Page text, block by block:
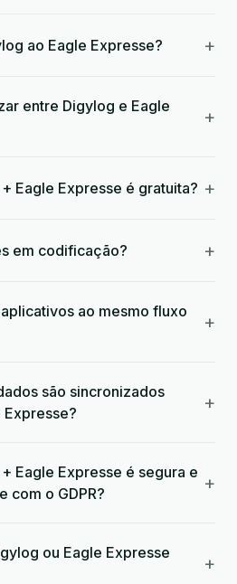
ao Eagle Expresse? +
entre Digylog e Eagle
+
Eagle Expresse é gratuita? +
em codificação? +
ao mesmo fluxo
+
são sincronizados
+
Eagle Expresse é segura e
com o GDPR?
+
ou Eagle Expresse
+